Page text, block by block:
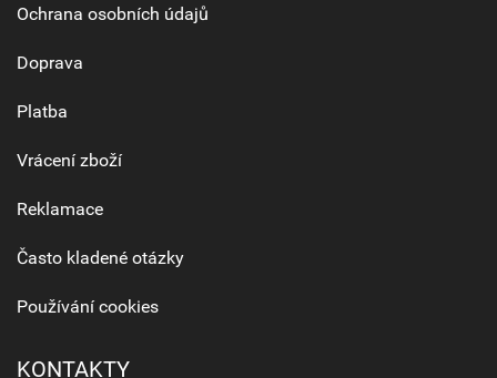
Ochrana osobních údajů
Doprava
Platba
Vrácení zboží
Reklamace
Často kladené otázky
Používání cookies
KONTAKTY